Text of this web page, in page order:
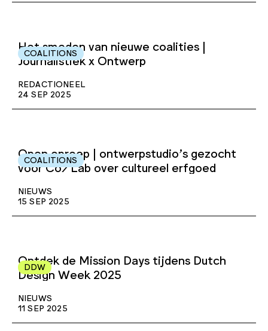
COALITIONS
Het smeden van nieuwe coalities |
Journalistiek x Ontwerp
REDACTIONEEL
24 SEP 2025
COALITIONS
Open oproep | ontwerpstudio’s gezocht
voor Co/Lab over cultureel erfgoed
NIEUWS
15 SEP 2025
DDW
Ontdek de Mission Days tijdens Dutch
Design Week 2025
NIEUWS
11 SEP 2025